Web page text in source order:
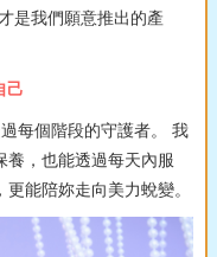
是我們願意推出的產
己
每個階段的守護者。 我
養，也能透過每天內服
能陪妳走向美力蛻變。